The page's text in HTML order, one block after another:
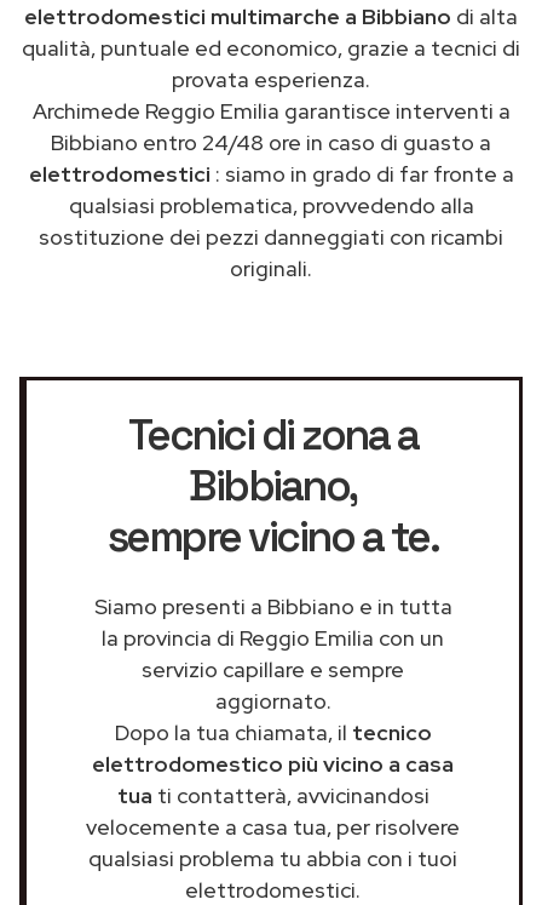
elettrodomestici multimarche a Bibbiano di alta
qualità, puntuale ed economico, grazie a tecnici di
provata esperienza.
Archimede Reggio Emilia garantisce interventi a
Bibbiano entro 24/48 ore in caso di guasto a
elettrodomestici : siamo in grado di far fronte a
qualsiasi problematica, provvedendo alla
sostituzione dei pezzi danneggiati con ricambi
originali.
Tecnici di zona a
Bibbiano,
sempre vicino a te.
Siamo presenti a Bibbiano e in tutta
la provincia di Reggio Emilia con un
servizio capillare e sempre
aggiornato.
Dopo la tua chiamata, il tecnico
elettrodomestico più vicino a casa
tua ti contatterà, avvicinandosi
velocemente a casa tua, per risolvere
qualsiasi problema tu abbia con i tuoi
elettrodomestici.